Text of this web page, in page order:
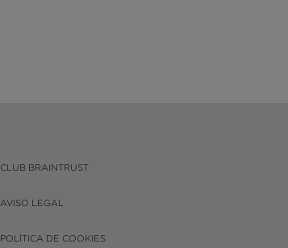
CLUB BRAINTRUST
AVISO LEGAL
POLÍTICA DE COOKIES